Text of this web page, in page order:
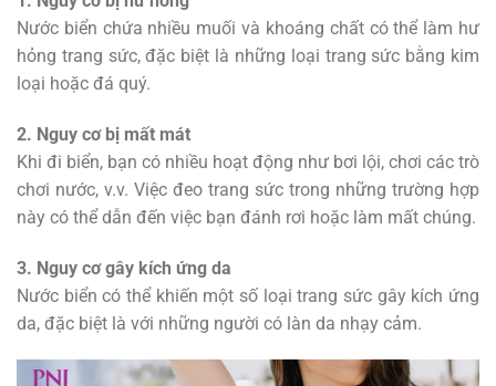
Nước biển chứa nhiều muối và khoáng chất có thể làm hư
hỏng trang sức, đặc biệt là những loại trang sức bằng kim
loại hoặc đá quý.
2. Nguy cơ bị mất mát
Khi đi biển, bạn có nhiều hoạt động như bơi lội, chơi các trò
chơi nước, v.v. Việc đeo trang sức trong những trường hợp
này có thể dẫn đến việc bạn đánh rơi hoặc làm mất chúng.
3. Nguy cơ gây kích ứng da
Nước biển có thể khiến một số loại trang sức gây kích ứng
da, đặc biệt là với những người có làn da nhạy cảm.